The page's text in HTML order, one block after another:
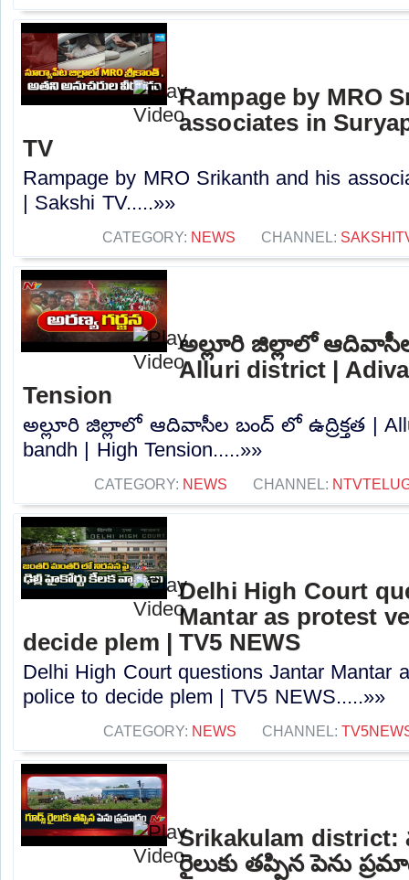
Rampage by MRO
associates in
TV
Rampage by MRO Srikanth and his
| Sakshi TV.....»»
CATEGORY: NEWS CHANNEL:
అల్లూరి జిల్లాలో
Alluri district |
Tension
అల్లూరి జిల్లాలో ఆదివాసీల బంద్ లో ఉద్రిక్తత |
bandh | High Tension.....»»
CATEGORY: NEWS CHANNEL:
Delhi High Court
Mantar as protest
decide plem | TV5 NEWS
Delhi High Court questions Jantar Mantar
police to decide plem | TV5 NEWS.....»»
CATEGORY: NEWS CHANNEL:
Srikakulam district:
రైలుకు తప్పిన పెను